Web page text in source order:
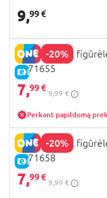
9,99 €
-20%
E-KAINA
PAW PATROL
6071655
7,99 €
9,99 €
Perkant papildomą
-20%
E-KAINA
PAW PATROL
6071658
7,99 €
9,99 €